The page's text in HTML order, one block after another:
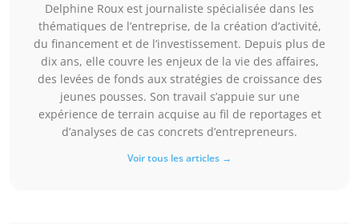
Delphine Roux est journaliste spécialisée dans les
thématiques de l’entreprise, de la création d’activité,
du financement et de l’investissement. Depuis plus de
dix ans, elle couvre les enjeux de la vie des affaires,
des levées de fonds aux stratégies de croissance des
jeunes pousses. Son travail s’appuie sur une
expérience de terrain acquise au fil de reportages et
d’analyses de cas concrets d’entrepreneurs.
Voir tous les articles →